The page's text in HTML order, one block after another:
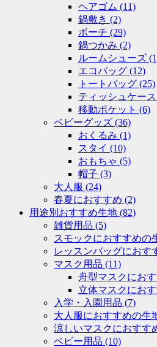
ヘアゴム (11)
鍋敷き (2)
ポーチ (29)
鍋つかみ (2)
ルームシューズ
エコバッグ (12)
トートバッグ (25)
ティッシュケース
移動ポケット (6)
ベビーグッズ (36)
おくるみ (1)
スタイ (10)
おもちゃ (5)
帽子 (3)
大人服 (24)
春夏におすすめ (2)
用途別おすすめ生地 (82)
雑貨用品 (5)
スモックにおすすめの
レッスンバッグにおす
マスク用品 (11)
舟型マスクにお
立体マスクにお
入学・入園用品 (7)
大人服におすすめの生
涼しいマスクにおすす
ベビー用品 (10)